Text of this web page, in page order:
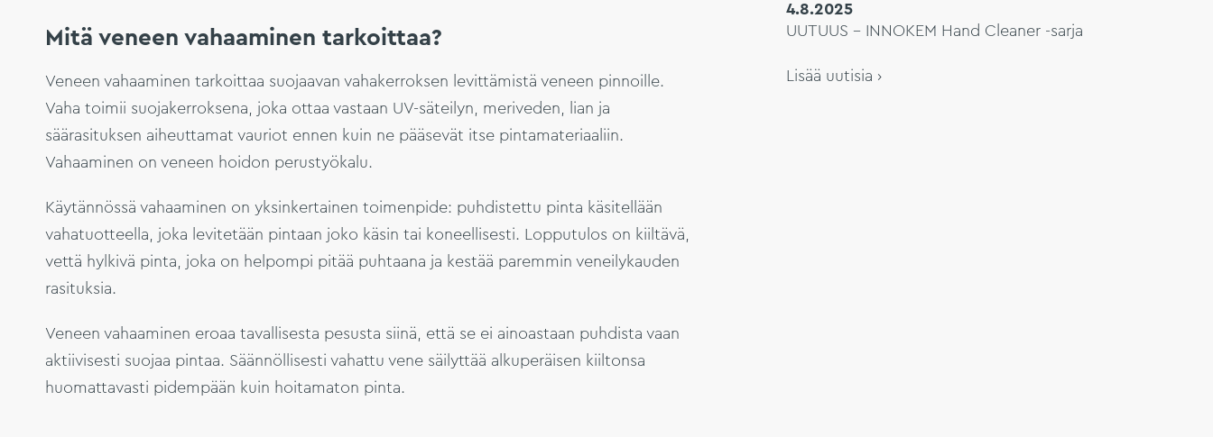
Mitä veneen vahaaminen tarkoittaa?
Veneen vahaaminen tarkoittaa suojaavan vahakerroksen levittämistä veneen pinnoille.
Vaha toimii suojakerroksena, joka ottaa vastaan UV-säteilyn, meriveden, lian ja
säärasituksen aiheuttamat vauriot ennen kuin ne pääsevät itse pintamateriaaliin.
Vahaaminen on veneen hoidon perustyökalu.
Käytännössä vahaaminen on yksinkertainen toimenpide: puhdistettu pinta käsitellään
vahatuotteella, joka levitetään pintaan joko käsin tai koneellisesti. Lopputulos on kiiltävä,
vettä hylkivä pinta, joka on helpompi pitää puhtaana ja kestää paremmin veneilykauden
rasituksia.
Veneen vahaaminen eroaa tavallisesta pesusta siinä, että se ei ainoastaan puhdista vaan
aktiivisesti suojaa pintaa. Säännöllisesti vahattu vene säilyttää alkuperäisen kiiltonsa
huomattavasti pidempään kuin hoitamaton pinta.
4.8.2025
UUTUUS – INNOKEM Hand Cleaner -sarja
Lisää uutisia ›